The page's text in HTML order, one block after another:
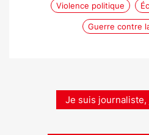
Violence politique
Guerre contre
Je suis journaliste,